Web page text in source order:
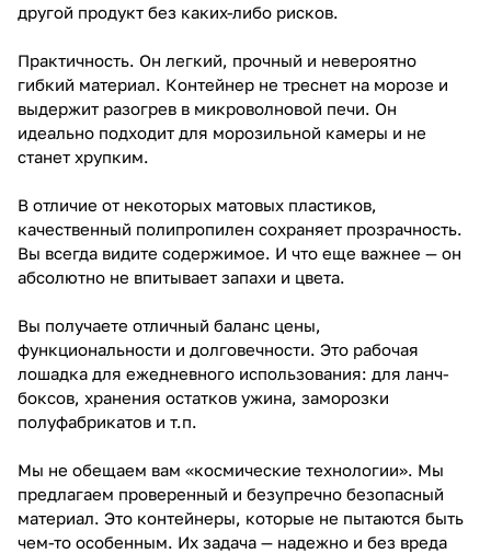
другой продукт без каких-либо рисков.
Практичность. Он легкий, прочный и невероятно
гибкий материал. Контейнер не треснет на морозе и
выдержит разогрев в микроволновой печи. Он
идеально подходит для морозильной камеры и не
станет хрупким.
В отличие от некоторых матовых пластиков,
качественный полипропилен сохраняет прозрачность.
Вы всегда видите содержимое. И что еще важнее — он
абсолютно не впитывает запахи и цвета.
Вы получаете отличный баланс цены,
функциональности и долговечности. Это рабочая
лошадка для ежедневного использования: для ланч-
боксов, хранения остатков ужина, заморозки
полуфабрикатов и т.п.
Мы не обещаем вам «космические технологии». Мы
предлагаем проверенный и безупречно безопасный
материал. Это контейнеры, которые не пытаются быть
чем-то особенным. Их задача — надежно и без вреда